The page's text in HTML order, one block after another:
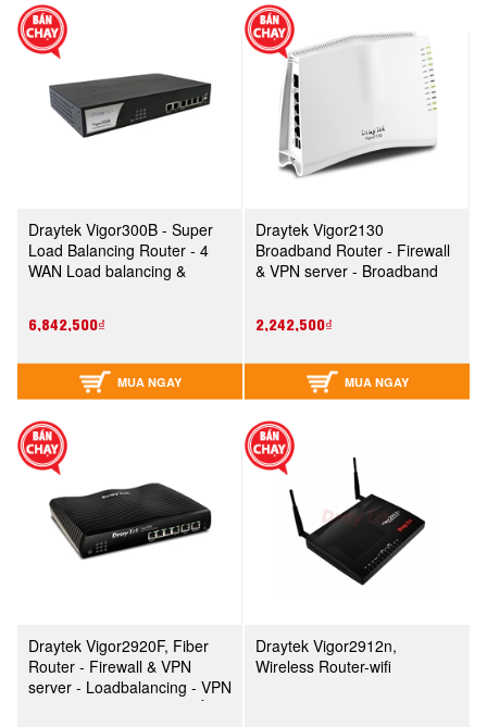
Draytek Vigor300B - Super
Load Balancing Router - 4
WAN Load balancing &
Firewall, upto 300PC
6,842,500₫
MUA NGAY
Draytek Vigor2130
Broadband Router - Firewall
& VPN server - Broadband
2,242,500₫
MUA NGAY
Draytek Vigor2920F, Fiber
Router - Firewall & VPN
server - Loadbalancing - VPN
Load Balancing - Tăng gấp
Draytek Vigor2912n,
Wireless Router-wifi